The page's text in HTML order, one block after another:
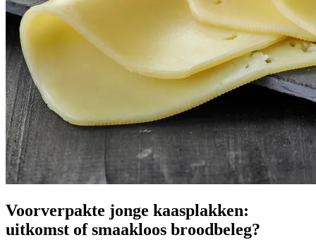
Voorverpakte jonge kaasplakken:
uitkomst of smaakloos broodbeleg?